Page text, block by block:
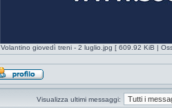
Volantino giovedì treni - 2 luglio.jpg [ 609.92 KiB |
Visualizza ultimi messaggi: